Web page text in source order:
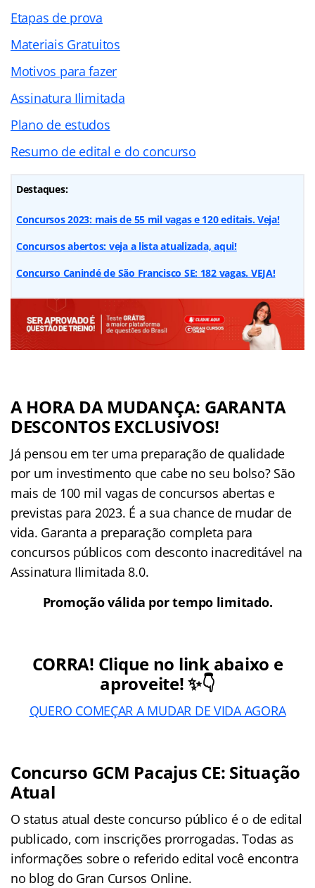
Etapas de prova
Materiais Gratuitos
Motivos para fazer
Assinatura Ilimitada
Plano de estudos
Resumo de edital e do concurso
Destaques:
Concursos 2023: mais de 55 mil vagas e 120 editais. Veja!
Concursos abertos: veja a lista atualizada, aqui!
Concurso Canindé de São Francisco SE: 182 vagas. VEJA!
A HORA DA MUDANÇA: GARANTA
DESCONTOS EXCLUSIVOS!
Já pensou em ter uma preparação de qualidade
por um investimento que cabe no seu bolso? São
mais de 100 mil vagas de concursos abertas e
previstas para 2023. É a sua chance de mudar de
vida. Garanta a preparação completa para
concursos públicos com desconto inacreditável na
Assinatura Ilimitada 8.0.
Promoção válida por tempo limitado.
CORRA! Clique no link abaixo e
aproveite! ✨👇
QUERO COMEÇAR A MUDAR DE VIDA AGORA
Concurso GCM Pacajus CE: Situação
Atual
O status atual deste concurso público é o de edital
publicado, com inscrições prorrogadas. Todas as
informações sobre o referido edital você encontra
no blog do Gran Cursos Online.